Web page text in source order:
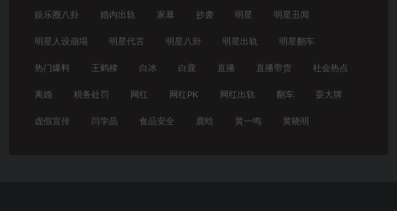
娱乐圈八卦 婚内出轨 家暴 抄袭 明星 明星丑闻
明星人设崩塌 明星代言 明星八卦 明星出轨 明星翻车
热门爆料 王鹤棣 白冰 白鹿 直播 直播带货 社会热点
离婚 税务处罚 网红 网红PK 网红出轨 翻车 耍大牌
虚假宣传 闫学晶 食品安全 鹿晗 黄一鸣 黄晓明